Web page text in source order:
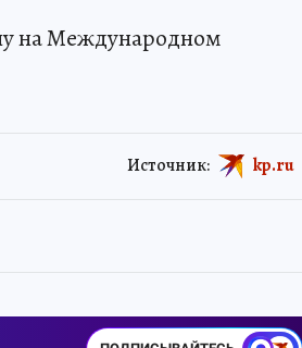
на Международном
Источник: kp.ru